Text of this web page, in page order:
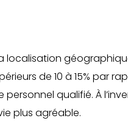
localisation
de 10 à 15% par
qualifié. À
plus agréable.